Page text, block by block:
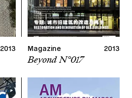
2013 Magazine 2013
Beyond N°017